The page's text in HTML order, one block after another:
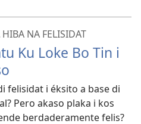
NA FELISIDAT
Ku Loke Bo Tin i
felisidat i éksito a base di
Pero akaso plaka i kos
berdaderamente felis?